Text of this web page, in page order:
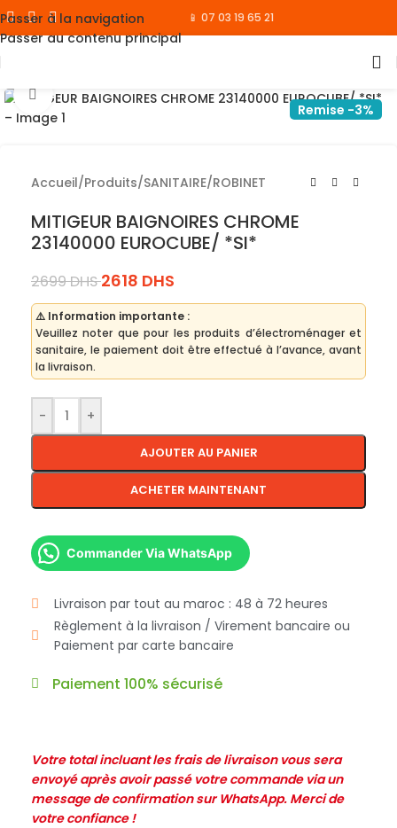
Passer à la navigation
Passer au contenu principal
📱 07 03 19 65 21
Remise -3%
Cliquez pour agrandir
Accueil/Produits/SANITAIRE/ROBINET
MITIGEUR BAIGNOIRES CHROME
23140000 EUROCUBE/ *SI*
2699DHS 2618 DHS
⚠️ Information importante :
Veuillez noter que pour les produits d’électroménager et
sanitaire, le paiement doit être effectué à l’avance, avant
la livraison.
- +
AJOUTER AU PANIER
ACHETER MAINTENANT
Commander Via WhatsApp
Livraison par tout au maroc : 48 à 72 heures
Règlement à la livraison / Virement bancaire ou
Paiement par carte bancaire
Paiement 100% sécurisé
Votre total incluant les frais de livraison vous sera
envoyé après avoir passé votre commande via un
message de confirmation sur WhatsApp. Merci de
votre confiance !